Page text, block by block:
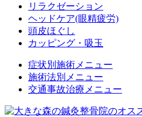
リラクゼーション
ヘッドケア(眼精疲労)
頭皮ほぐし
カッピング・吸玉
症状別施術メニュー
施術法別メニュー
交通事故治療メニュー